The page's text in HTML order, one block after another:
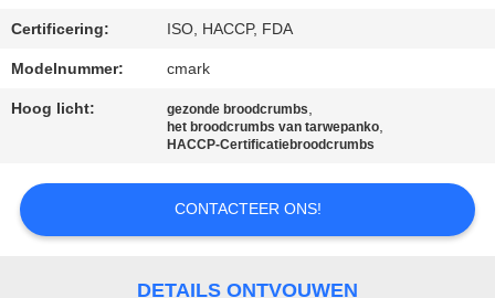
NIEUWS
VRAAG
Certificering: ISO, HACCP, FDA
Modelnummer: cmark
Hoog licht: gezonde broodcrumbs,
het broodcrumbs van tarwepanko,
HACCP-Certificatiebroodcrumbs
CONTACTEER ONS!
DETAILS ONTVOUWEN